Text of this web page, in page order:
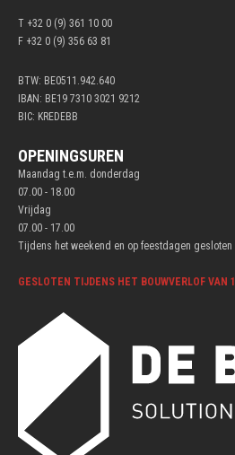
T +32 0 (9) 361 10 00
F +32 0 (9) 356 63 81
BTW: BE0511.942.640
IBAN: BE19 7310 3021 9212
BIC: KREDEBB
OPENINGSUREN
Maandag t.e.m. donderdag
07.00 - 18.00
Vrijdag
07.00 - 17.00
Tijdens het weekend en op feestdagen gesloten
GESLOTEN TIJDENS HET BOUWVERLOF